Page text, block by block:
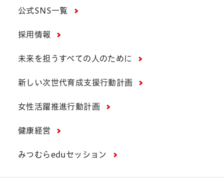
公式SNS一覧
採用情報
未来を担うすべての人のために
新しい次世代育成支援行動計画
女性活躍推進行動計画
健康経営
みつむらeduセッション